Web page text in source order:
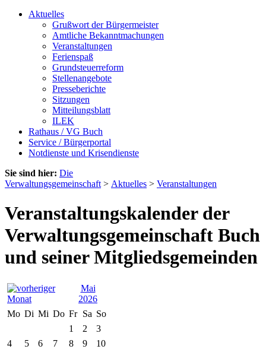
Aktuelles
Grußwort der Bürgermeister
Amtliche Bekanntmachungen
Veranstaltungen
Ferienspaß
Grundsteuerreform
Stellenangebote
Presseberichte
Sitzungen
Mitteilungsblatt
ILEK
Rathaus / VG Buch
Service / Bürgerportal
Notdienste und Krisendienste
Sie sind hier: Die
Verwaltungsgemeinschaft > Aktuelles > Veranstaltungen
Veranstaltungskalender der
Verwaltungsgemeinschaft Buch
und seiner Mitgliedsgemeinden
Mai
2026
Mo Di Mi Do Fr Sa So
1
2
3
4
5 6 7 8 9
10